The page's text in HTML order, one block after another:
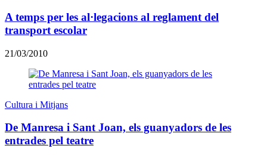
A temps per les al·legacions al reglament del
transport escolar
21/03/2010
Cultura i Mitjans
De Manresa i Sant Joan, els guanyadors de les
entrades pel teatre